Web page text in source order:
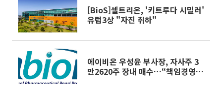
[BioS]셀트리온, '키트루다 시밀러'
유럽3상 "자진 취하"
에이비온 우성윤 부사장, 자사주 3
만2620주 장내 매수…“책임경영·